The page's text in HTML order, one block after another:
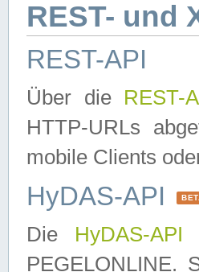
REST- und
REST-API
Über die REST-
HTTP-URLs
mobile Clients
HyDAS-API
Die HyDAS-API
PEGELONLINE.